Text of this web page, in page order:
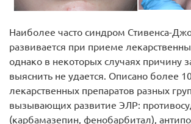
Наиболее часто синдром Стивенса-
развивается при приеме
однако в некоторых случаях причину
выяснить не удается. Описано более
лекарственных препаратов разных
вызывающих развитие ЭЛР:
(карбамазепин, фенобарбитал),